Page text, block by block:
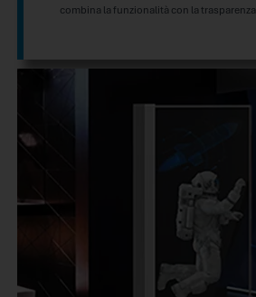
combina la funzionalità con la trasparenza.